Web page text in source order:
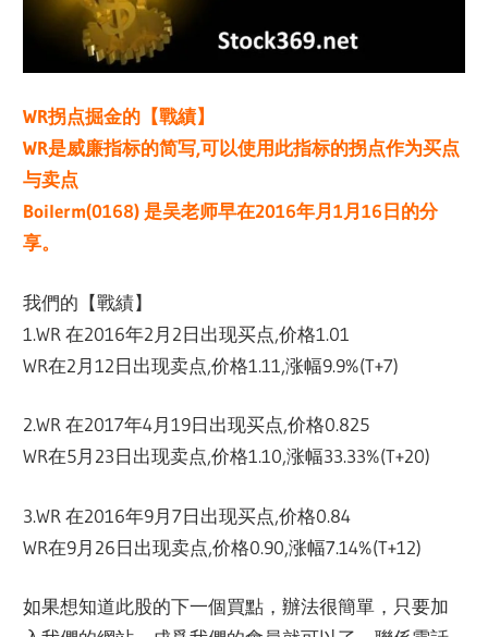
WR拐点掘金的【戰績】
WR是威廉指标的简写,可以使用此指标的拐点作为买点
与卖点
Boilerm(0168) 是吴老师早在2016年月1月16日的分
享。
我們的【戰績】
1.WR 在2016年2月2日出现买点,价格1.01
WR在2月12日出现卖点,价格1.11,涨幅9.9%(T+7)
2.WR 在2017年4月19日出现买点,价格0.825
WR在5月23日出现卖点,价格1.10,涨幅33.33%(T+20)
3.WR 在2016年9月7日出现买点,价格0.84
WR在9月26日出现卖点,价格0.90,涨幅7.14%(T+12)
如果想知道此股的下一個買點，辦法很簡單，只要加